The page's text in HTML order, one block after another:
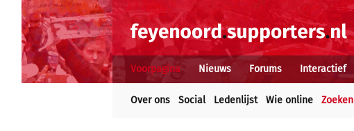
Voorpagina Nieuws Forums Interactief
Over ons Social Ledenlijst Wie online Zoeken